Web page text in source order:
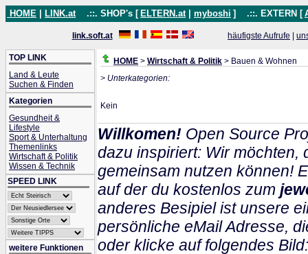
HOME LINK.at .::. SHOP's [ ELTERN.at myboshi ] .::. EXTERN [
link.soft.at häufigste Aufrufe
TOP LINK
Land & Leute
Suchen & Finden
Kategorien
Gesundheit &
Lifestyle
Sport & Unterhaltung
Themenlinks
Wirtschaft & Politik
Wissen & Technik
SPEED LINK
weitere Funktionen
HOME > Wirtschaft & Politik > Bauen & Wohnen
> Unterkategorien:
Kein
Willkomen! Open Source
dazu inspiriert: Wir möchten,
gemeinsam nutzen können!
auf der du kostenlos zum
anderes Besipiel ist unsere
persönliche eMail Adresse,
oder klicke auf folgendes Bild: